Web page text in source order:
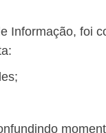
Informação, foi